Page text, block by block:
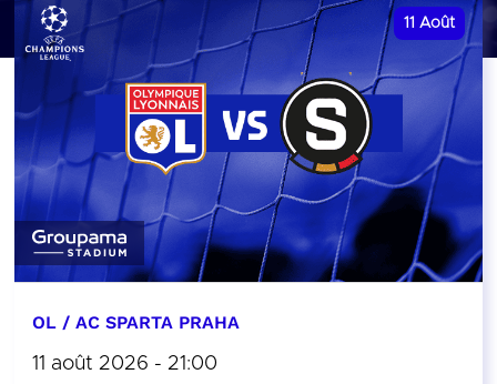
11 Août
OL / AC SPARTA PRAHA
11 août 2026 - 21:00